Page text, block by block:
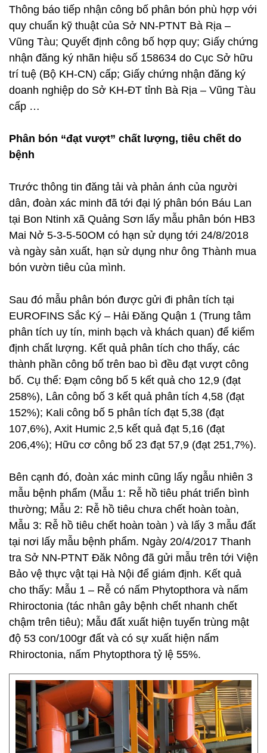
Thông báo tiếp nhận công bố phân bón phù hợp với
quy chuẩn kỹ thuật của Sở NN-PTNT Bà Rịa –
Vũng Tàu; Quyết định công bố hợp quy; Giấy chứng
nhận đăng ký nhãn hiệu số 158634 do Cục Sở hữu
trí tuệ (Bộ KH-CN) cấp; Giấy chứng nhận đăng ký
doanh nghiệp do Sở KH-ĐT tỉnh Bà Rịa – Vũng Tàu
cấp …
Phân bón “đạt vượt” chất lượng, tiêu chết do
bệnh
Trước thông tin đăng tải và phản ánh của người
dân, đoàn xác minh đã tới đại lý phân bón Báu Lan
tại Bon Ntinh xã Quảng Sơn lấy mẫu phân bón HB3
Mai Nở 5-3-5-50OM có hạn sử dụng tới 24/8/2018
và ngày sản xuất, hạn sử dụng như ông Thành mua
bón vườn tiêu của mình.
Sau đó mẫu phân bón được gửi đi phân tích tại
EUROFINS Sắc Ký – Hải Đăng Quận 1 (Trung tâm
phân tích uy tín, minh bạch và khách quan) để kiểm
định chất lượng. Kết quả phân tích cho thấy, các
thành phần công bố trên bao bì đều đạt vượt công
bố. Cụ thể: Đạm công bố 5 kết quả cho 12,9 (đạt
258%), Lân công bố 3 kết quả phân tích 4,58 (đạt
152%); Kali công bố 5 phân tích đạt 5,38 (đạt
107,6%), Axit Humic 2,5 kết quả đạt 5,16 (đạt
206,4%); Hữu cơ công bố 23 đạt 57,9 (đạt 251,7%).
Bên cạnh đó, đoàn xác minh cũng lấy ngẫu nhiên 3
mẫu bệnh phẩm (Mẫu 1: Rễ hồ tiêu phát triển bình
thường; Mẫu 2: Rễ hồ tiêu chưa chết hoàn toàn,
Mẫu 3: Rễ hồ tiêu chết hoàn toàn ) và lấy 3 mẫu đất
tại nơi lấy mẫu bệnh phẩm. Ngày 20/4/2017 Thanh
tra Sở NN-PTNT Đăk Nông đã gửi mẫu trên tới Viện
Bảo vệ thực vật tại Hà Nội để giám định. Kết quả
cho thấy: Mẫu 1 – Rễ có nấm Phytopthora và nấm
Rhiroctonia (tác nhân gây bệnh chết nhanh chết
chậm trên tiêu); Mẫu đất xuất hiện tuyến trùng mật
độ 53 con/100gr đất và có sự xuất hiện nấm
Rhiroctonia, nấm Phytopthora tỷ lệ 55%.